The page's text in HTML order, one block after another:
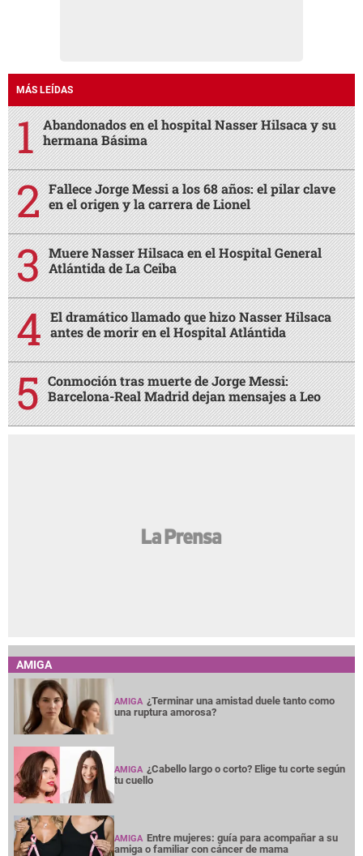
MÁS LEÍDAS
Abandonados en el hospital Nasser Hilsaca y su
hermana Básima
Fallece Jorge Messi a los 68 años: el pilar clave
en el origen y la carrera de Lionel
Muere Nasser Hilsaca en el Hospital General
Atlántida de La Ceiba
El dramático llamado que hizo Nasser Hilsaca
antes de morir en el Hospital Atlántida
Conmoción tras muerte de Jorge Messi:
Barcelona-Real Madrid dejan mensajes a Leo
AMIGA
AMIGA ¿Terminar una amistad duele tanto como
una ruptura amorosa?
AMIGA ¿Cabello largo o corto? Elige tu corte según
tu cuello
AMIGA Entre mujeres: guía para acompañar a su
amiga o familiar con cáncer de mama